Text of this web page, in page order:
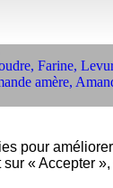
, Farine,
amère,
pour
« Accepter